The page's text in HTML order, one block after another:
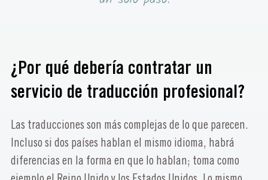
¿Por qué debería contratar un
servicio de traducción profesional?
Las traducciones son más complejas de lo que parecen.
Incluso si dos países hablan el mismo idioma, habrá
diferencias en la forma en que lo hablan; toma como